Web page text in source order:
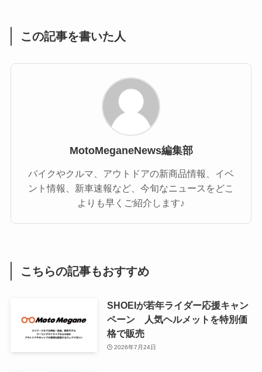
この記事を書いた人
MotoMeganeNews編集部
バイクやクルマ、アウトドアの新商品情報、イベ
ント情報、新車速報など、今旬なニュースをどこ
よりも早くご紹介します♪
こちらの記事もおすすめ
SHOEIが若年ライダー応援キャン
ペーン 人気ヘルメットを特別価
格で販売
2026年7月24日